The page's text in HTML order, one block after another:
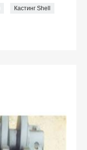
Кастинг Shell